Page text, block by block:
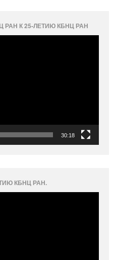
РАН К 25-ЛЕТИЮ КБНЦ РАН
30:18
КБНЦ РАН.